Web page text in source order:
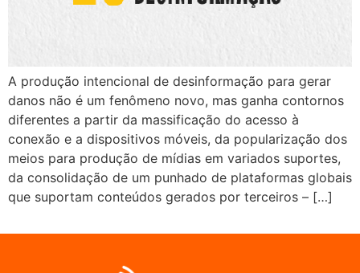
A produção intencional de desinformação para gerar
danos não é um fenômeno novo, mas ganha contornos
diferentes a partir da massificação do acesso à
conexão e a dispositivos móveis, da popularização dos
meios para produção de mídias em variados suportes,
da consolidação de um punhado de plataformas globais
que suportam conteúdos gerados por terceiros – […]